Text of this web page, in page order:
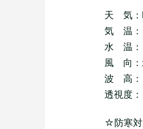
天 気：
気 温：
水 温：
風 向：
波 高：
透視度
☆防寒対